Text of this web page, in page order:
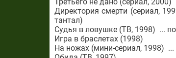
Директория смерти (сериал,
тантал)
Судья в ловушке (ТВ, 1998) ...
Игра в браслетах (1998)
На ножах (мини-сериал, 1998) ...